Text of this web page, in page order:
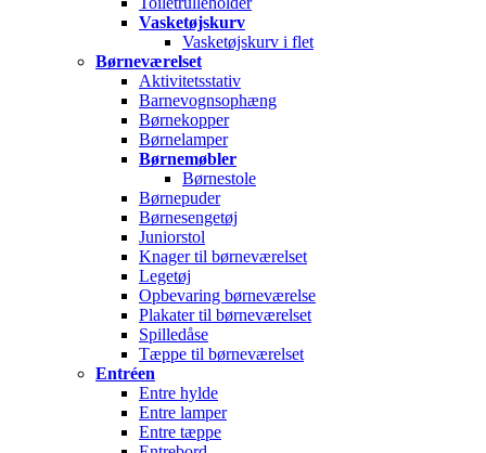
Vasketøjskurv
Vasketøjskurv i flet
Børneværelset
Aktivitetsstativ
Barnevognsophæng
Børnekopper
Børnelamper
Børnemøbler
Børnestole
Børnepuder
Børnesengetøj
Juniorstol
Knager til børneværelset
Legetøj
Opbevaring børneværelse
Plakater til børneværelset
Spilledåse
Tæppe til børneværelset
Entréen
Entre hylde
Entre lamper
Entre tæppe